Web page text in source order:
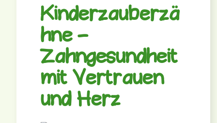
Kinderzauberzä
hne –
Zahngesundheit
mit Vertrauen
und Herz